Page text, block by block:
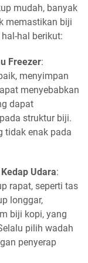
mudah, banyak
memastikan biji
hal berikut:
Freezer:
menyimpan
menyebabkan
dapat
struktur biji.
tidak enak pada
Udara:
rapat, seperti tas
longgar,
biji kopi, yang
pilih wadah
penyerap